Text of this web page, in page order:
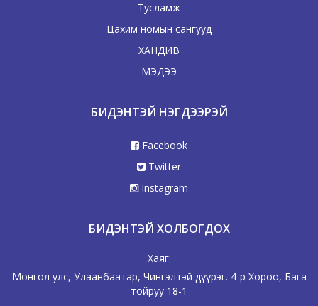
Тусламж
Цахим номын сангууд
ХАНДИВ
МЭДЭЭ
БИДЭНТЭЙ НЭГДЭЭРЭЙ
Facebook
Twitter
Instagram
БИДЭНТЭЙ ХОЛБОГДОХ
Хаяг:
Монгол улс, Улаанбаатар, Чингэлтэй дүүрэг. 4-р Хороо, Бага
тойруу 18-1